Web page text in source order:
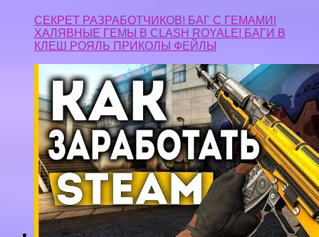
STEAM ФЕРМА| Способ заработка ArchiSteamFarm